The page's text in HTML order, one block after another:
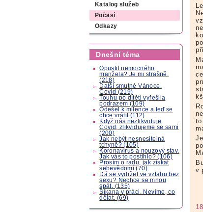
Katalog služeb
Počasí
Odkazy
Dnešní téma
Opustit nemocného
manžela? Je mi strašně.
(218)
Další smutné Vánoce.
Covid (219)
Touhu po dítěti vyřešila
podrazem (109)
Odešel k milence a teď se
chce vrátit (112)
Když nás nezlikviduje
Covid, zlikvidujeme se sami
(200)
Jak nebýt nesnesitelná
tchyně? (105)
Koronavirus a nouzový stav.
Jak vás to postihlo? (106)
Prosím o radu, jak získat
sebevědomí (70)
Dá se vydržet ve vztahu bez
sexu? Nechce se mnou
spát. (135)
Šikana v práci. Nevíme, co
dělat. (69)
to
v